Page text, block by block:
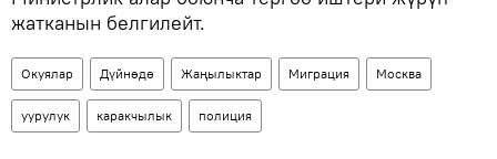
жатканын белгилейт.
Окуялар Дүйнөдө Жаңылыктар Миграция Москва
уурулук каракчылык полиция